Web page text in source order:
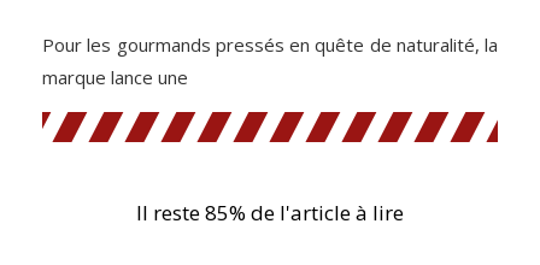
Pour les gourmands pressés en quête de naturalité, la
marque lance une
Il reste 85% de l'article à lire